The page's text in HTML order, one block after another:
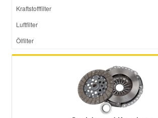
Kraftstofffilter
Luftfilter
Ölfilter